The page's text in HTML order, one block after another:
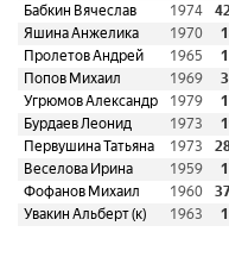
Бабкин Вячеслав
1974
Яшина Анжелика
1970
Пролетов Андрей
1965
Попов Михаил
1969
Угрюмов Александр
1979
Бурдаев Леонид
1973
Первушина Татьяна
1973
Веселова Ирина
1959
Фофанов Михаил
1960
Увакин Альберт (к)
1963